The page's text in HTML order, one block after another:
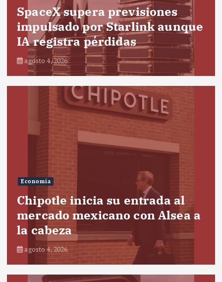
SpaceX supera previsiones
impulsado por Starlink aunque
IA registra pérdidas
agosto 4, 2026
Economía
Chipotle inicia su entrada al
mercado mexicano con Alsea a
la cabeza
agosto 4, 2026